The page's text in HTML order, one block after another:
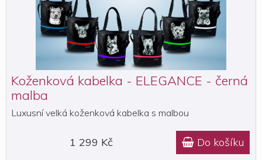
Koženková kabelka - ELEGANCE - černá
malba
Luxusní velká koženková kabelka s malbou
1 299 Kč  Do košíku